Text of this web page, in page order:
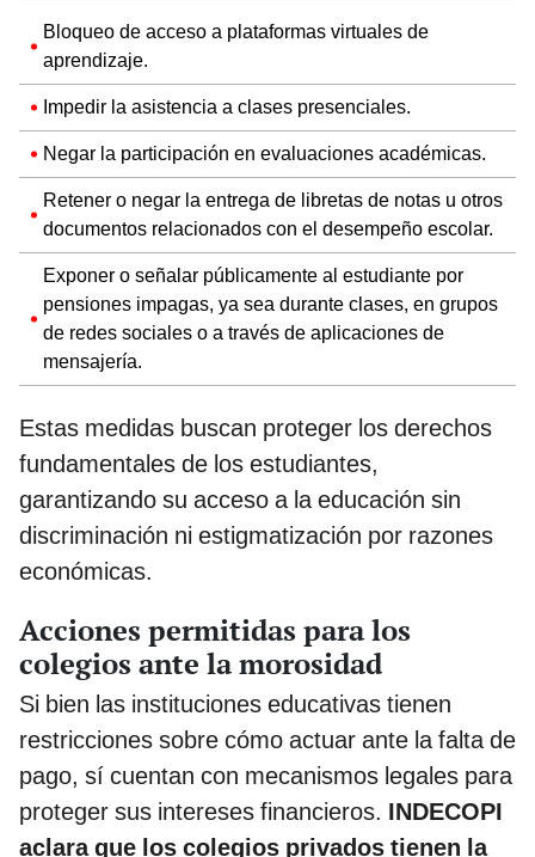
Bloqueo de acceso a plataformas virtuales de
aprendizaje.
Impedir la asistencia a clases presenciales.
Negar la participación en evaluaciones académicas.
Retener o negar la entrega de libretas de notas u otros
documentos relacionados con el desempeño escolar.
Exponer o señalar públicamente al estudiante por
pensiones impagas, ya sea durante clases, en grupos
de redes sociales o a través de aplicaciones de
mensajería.
Estas medidas buscan proteger los derechos
fundamentales de los estudiantes,
garantizando su acceso a la educación sin
discriminación ni estigmatización por razones
económicas.
Acciones permitidas para los
colegios ante la morosidad
Si bien las instituciones educativas tienen
restricciones sobre cómo actuar ante la falta de
pago, sí cuentan con mecanismos legales para
proteger sus intereses financieros. INDECOPI
aclara que los colegios privados tienen la